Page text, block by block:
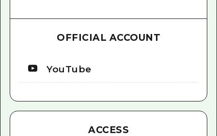
OFFICIAL ACCOUNT
YouTube
ACCESS